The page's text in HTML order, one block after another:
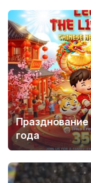
Празднование
года